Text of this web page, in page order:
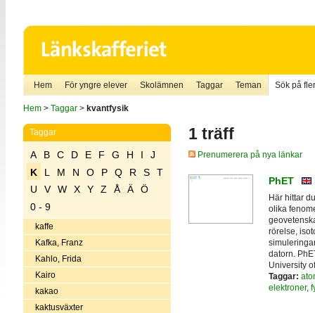
Hem För yngre elever Skolämnen Taggar Teman Sök på
Hem> Taggar> kvantfysik
Taggar
A B C D E F G H I
J
K
L M N O P Q R S
T
U
V W X Y Z Å Ä
Ö
0 - 9
kaffe
Kafka, Franz
Kahlo, Frida
Kairo
kakao
kaktusväxter
1 träff
Prenumerera på nya länkar
PhET
Här hittar
olika
rörelse,
datorn.
University
Taggar:
elektroner,